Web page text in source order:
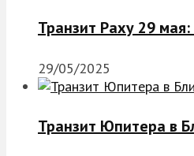
Транзит Раху 29
29/05/2025
Транзит Юпитера в